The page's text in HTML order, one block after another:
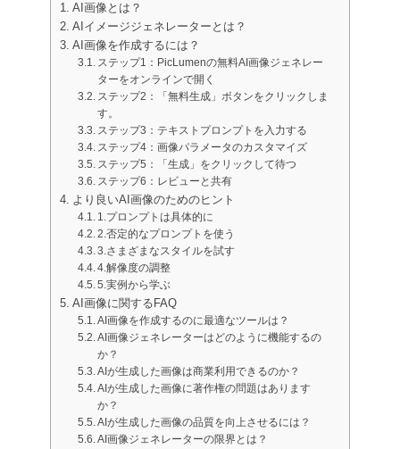
AIアバタージェネレーター
AIポーズ生成ツール
AI画像とは？
AIイメージジェネレーターとは？
AI画像を作成するには？
ステップ1：PicLumenの無料AI画像ジェネレー
ターをオンラインで開く
ステップ2：「無料生成」ボタンをクリックしま
す。
ステップ3：テキストプロンプトを入力する
ステップ4：画像パラメータのカスタマイズ
ステップ5：「生成」をクリックして待つ
ステップ6：レビューと共有
より良いAI画像のためのヒント
1.プロンプトは具体的に
2.否定的なプロンプトを使う
3.さまざまなスタイルを試す
4.解像度の調整
5.実例から学ぶ
AI画像に関するFAQ
AI画像を作成するのに最適なツールは？
AI画像ジェネレーターはどのように機能するの
か？
AIが生成した画像は商業利用できるのか？
AIが生成した画像に著作権の問題はあります
か？
AIが生成した画像の品質を向上させるには？
AI画像ジェネレーターの限界とは？